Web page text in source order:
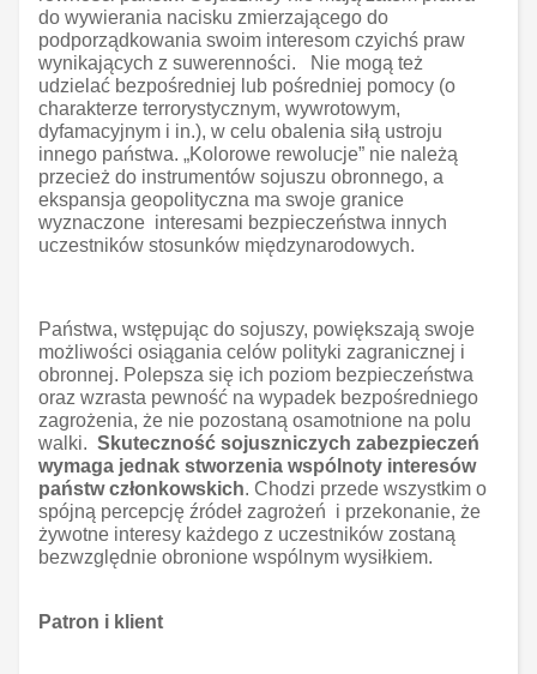
do wywierania nacisku zmierzającego do
podporządkowania swoim interesom czyichś praw
wynikających z suwerenności. Nie mogą też
udzielać bezpośredniej lub pośredniej pomocy (o
charakterze terrorystycznym, wywrotowym,
dyfamacyjnym i in.), w celu obalenia siłą ustroju
innego państwa. „Kolorowe rewolucje” nie należą
przecież do instrumentów sojuszu obronnego, a
ekspansja geopolityczna ma swoje granice
wyznaczone interesami bezpieczeństwa innych
uczestników stosunków międzynarodowych.
Państwa, wstępując do sojuszy, powiększają swoje
możliwości osiągania celów polityki zagranicznej i
obronnej. Polepsza się ich poziom bezpieczeństwa
oraz wzrasta pewność na wypadek bezpośredniego
zagrożenia, że nie pozostaną osamotnione na polu
walki. Skuteczność sojuszniczych zabezpieczeń
wymaga jednak stworzenia wspólnoty interesów
państw członkowskich. Chodzi przede wszystkim o
spójną percepcję źródeł zagrożeń i przekonanie, że
żywotne interesy każdego z uczestników zostaną
bezwzględnie obronione wspólnym wysiłkiem.
Patron i klient